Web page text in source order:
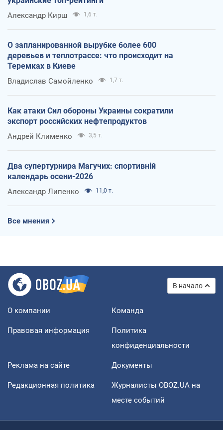
Александр Кирш 1,6 т.
О запланированной вырубке более 600
деревьев и теплотрассе: что происходит на
Теремках в Киеве
Владислав Самойленко 1,7 т.
Как атаки Сил обороны Украины сократили
экспорт российских нефтепродуктов
Андрей Клименко 3,5 т.
Два супертурнира Магучих: спортивній
календарь осени-2026
Александр Липенко 11,0 т.
Все мнения
В начало
О компании Команда
Правовая информация
Политика
конфиденциальности
Реклама на сайте Документы
Редакционная политика
Журналисты OBOZ.UA на
месте событий